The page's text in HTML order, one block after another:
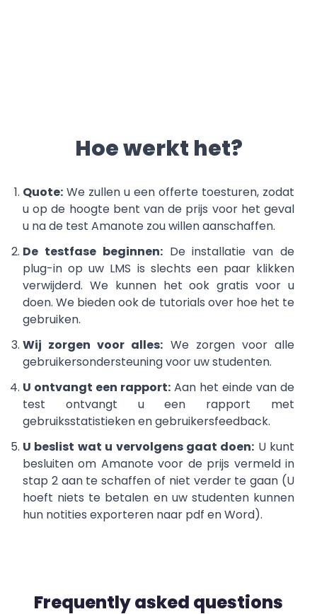
Hoe werkt het?
Quote: We zullen u een offerte toesturen, zodat
u op de hoogte bent van de prijs voor het geval
u na de test Amanote zou willen aanschaffen.
De testfase beginnen:De installatie van de
plug-in op uw LMS is slechts een paar klikken
verwijderd. We kunnen het ook gratis voor u
doen. We bieden ook de tutorials over hoe het te
gebruiken.
Wij zorgen voor alles: We zorgen voor alle
gebruikersondersteuning voor uw studenten.
U ontvangt een rapport: Aan het einde van de
test ontvangt u een rapport met
gebruiksstatistieken en gebruikersfeedback.
U beslist wat u vervolgens gaat doen: U kunt
besluiten om Amanote voor de prijs vermeld in
stap 2 aan te schaffen of niet verder te gaan (U
hoeft niets te betalen en uw studenten kunnen
hun notities exporteren naar pdf en Word).
Frequently asked questions